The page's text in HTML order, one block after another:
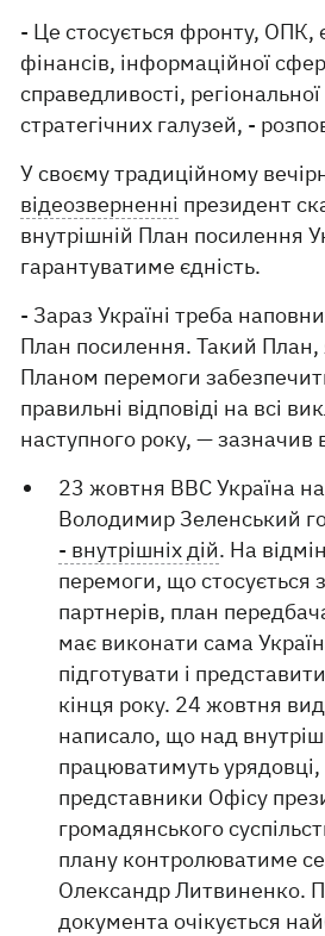
- Це стосується фронту, ОПК,
фінансів, інформаційної
справедливості,
стратегічних галузей, -
У своєму традиційному
відеозверненні президент
внутрішній План посилення
гарантуватиме єдність.
- Зараз Україні треба
План посилення. Такий План,
Планом перемоги
правильні відповіді на всі
наступного року, — зазначив
23 жовтня ВВС Україна
Володимир Зеленський
- внутрішніх дій. На
перемоги, що стосується
партнерів, план
має виконати сама
підготувати і
кінця року. 24 жовтня
написало, що над
працюватимуть урядовці,
представники Офісу
громадянського
плану контролюватиме
Олександр Литвиненко.
документа очікується